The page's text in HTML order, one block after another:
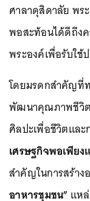
ศาลาดุสิดาลัย พร
พอสะท้อนได้ดีถึง
พระองค์เพื่อรับใช้
โดยมรดกสำคัญที่ท
พัฒนาคุณภาพชีวิต
ศิลปะเพื่อชีวิตและ
เศรษฐกิจพอเพีย
สำคัญในการสร้า
อาหารชุมชน” แห